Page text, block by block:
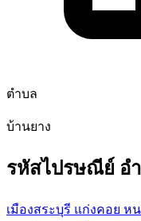
ตำบล
บ้านยาง
รหัสไปรษณีย์ อ
เมืองสระบุรี แก่งคอย ห